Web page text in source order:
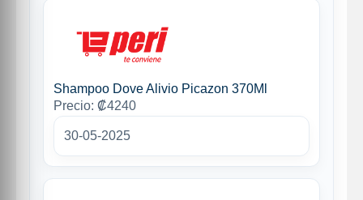
Shampoo Dove Alivio Picazon 370Ml
Precio: ₡4240
30-05-2025